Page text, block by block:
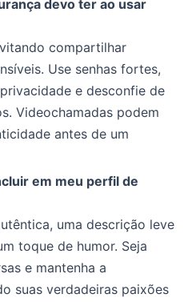
devo ter ao usar
compartilhar
Use senhas fortes,
e desconfie de
Videochamadas podem
antes de um
em meu perfil de
uma descrição leve
toque de humor. Seja
e mantenha a
suas verdadeiras paixões